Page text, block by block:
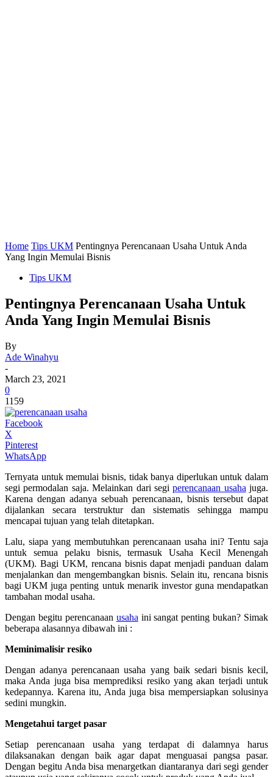
Home Tips UKM Pentingnya Perencanaan Usaha Untuk Anda
Yang Ingin Memulai Bisnis
Tips UKM
Pentingnya Perencanaan Usaha Untuk
Anda Yang Ingin Memulai Bisnis
By
Ade Winahyu
-
March 23, 2021
0
1159
Facebook
X
Pinterest
WhatsApp
Ternyata untuk memulai bisnis, tidak banya diperlukan untuk dalam
segi permodalan saja. Melainkan dari segiperencanaan usaha juga.
Karena dengan adanya sebuah perencanaan, bisnis tersebut dapat
dijalankan secara terstruktur dan sistematis sehingga mampu
mencapai tujuan yang telah ditetapkan.
Lalu, siapa yang membutuhkan perencanaan usaha ini? Tentu saja
untuk semua pelaku bisnis, termasuk Usaha Kecil Menengah
(UKM). Bagi UKM, rencana bisnis dapat menjadi panduan dalam
menjalankan dan mengembangkan bisnis. Selain itu, rencana bisnis
bagi UKM juga penting untuk menarik investor guna mendapatkan
tambahan modal usaha.
Dengan begitu perencanaan usaha ini sangat penting bukan? Simak
beberapa alasannya dibawah ini :
Meminimalisir resiko
Dengan adanya perencanaan usaha yang baik sedari bisnis kecil,
maka Anda juga bisa memprediksi resiko yang akan terjadi untuk
kedepannya. Karena itu, Anda juga bisa mempersiapkan solusinya
sedini mungkin.
Mengetahui target pasar
Setiap perencanaan usaha yang terdapat di dalamnya harus
dilaksanakan dengan baik agar dapat menguasai pangsa pasar.
Dengan begitu Anda bisa menargetkan diantaranya dari segi gender